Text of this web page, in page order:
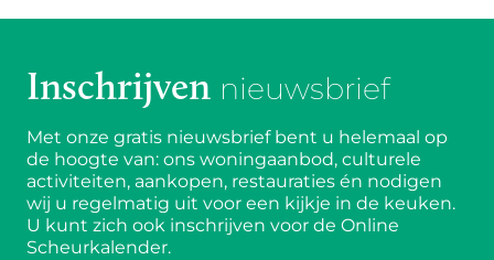
Inschrijven nieuwsbrief
Met onze gratis nieuwsbrief bent u helemaal op
de hoogte van: ons woningaanbod, culturele
activiteiten, aankopen, restauraties én nodigen
wij u regelmatig uit voor een kijkje in de keuken.
U kunt zich ook inschrijven voor de Online
Scheurkalender.